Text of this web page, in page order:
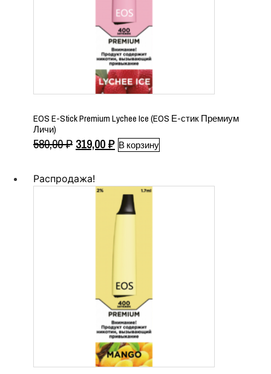
EOS E-Stick Premium Lychee Ice (EOS Е-стик Премиум
Личи)
580,00₽ Первоначальная
составляла
580,00 ₽.
319,00₽Текущая
В корзину
Распродажа!